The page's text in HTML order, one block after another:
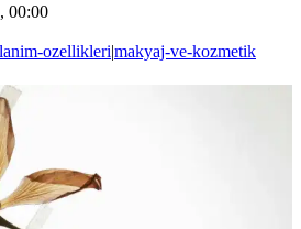
00:00
ozellikleri|makyaj-ve-kozmetik